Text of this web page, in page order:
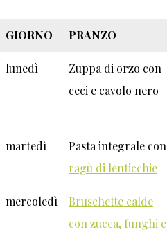
GIORNO PRANZO
lunedì
Zuppa di orzo con
ceci e cavolo nero
martedì
Pasta integrale con
ragù di lenticchie
mercoledì
Bruschette calde
con zucca, funghi e